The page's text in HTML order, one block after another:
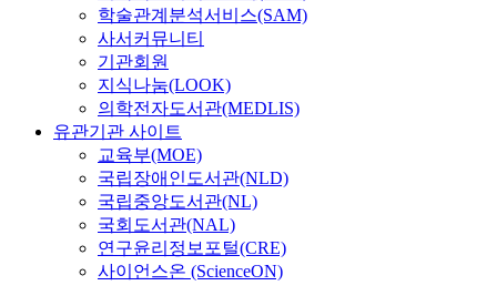
학술관계분석서비스(SAM)
사서커뮤니티
기관회원
지식나눔(LOOK)
의학전자도서관(MEDLIS)
유관기관 사이트
교육부(MOE)
국립장애인도서관(NLD)
국립중앙도서관(NL)
국회도서관(NAL)
연구윤리정보포털(CRE)
사이언스온 (ScienceON)